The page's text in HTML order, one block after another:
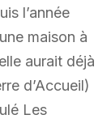
l’année
maison à
aurait déjà
d’Accueil)
Les